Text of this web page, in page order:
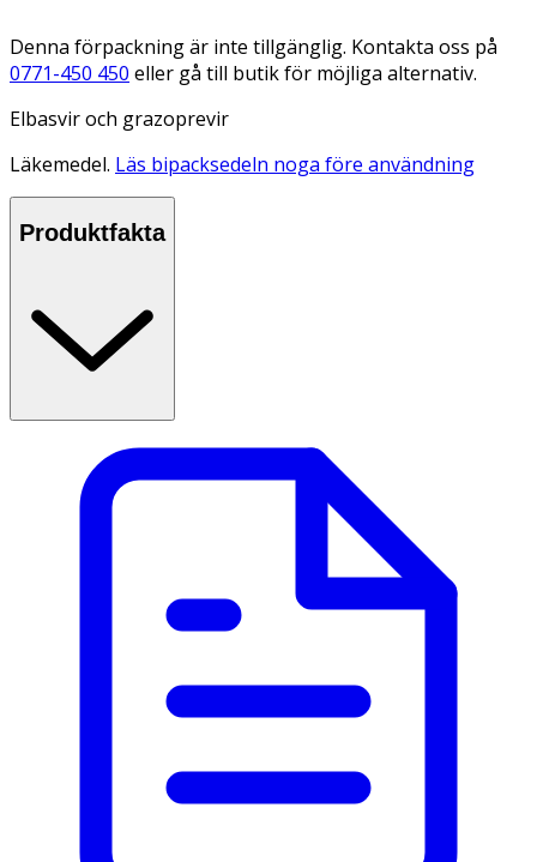
Denna förpackning är inte tillgänglig. Kontakta oss på
0771-450 450 eller gå till butik för möjliga alternativ.
Elbasvir och grazoprevir
Läkemedel. Läs bipacksedeln noga före användning
Produktfakta